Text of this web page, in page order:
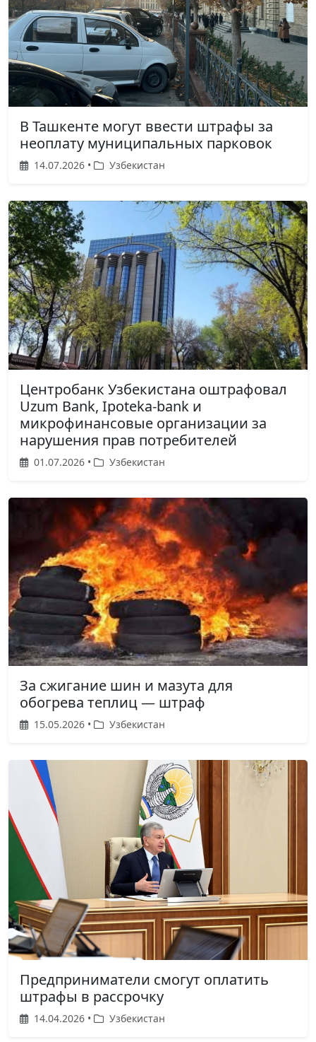
В Ташкенте могут ввести штрафы за
неоплату муниципальных парковок
14.07.2026 • Узбекистан
Центробанк Узбекистана оштрафовал
Uzum Bank, Ipoteka-bank и
микрофинансовые организации за
нарушения прав потребителей
01.07.2026 • Узбекистан
За сжигание шин и мазута для
обогрева теплиц — штраф
15.05.2026 • Узбекистан
Предприниматели смогут оплатить
штрафы в рассрочку
14.04.2026 • Узбекистан